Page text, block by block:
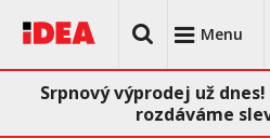
Menu
Srpnový výprodej už
rozdáváme